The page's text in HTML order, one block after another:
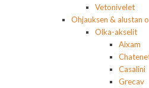
Vetonivelet
Ohjauksen & alustan
Olka-akselit
Aixam
Casalini
Grecav